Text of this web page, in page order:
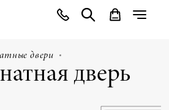
двери
дверь